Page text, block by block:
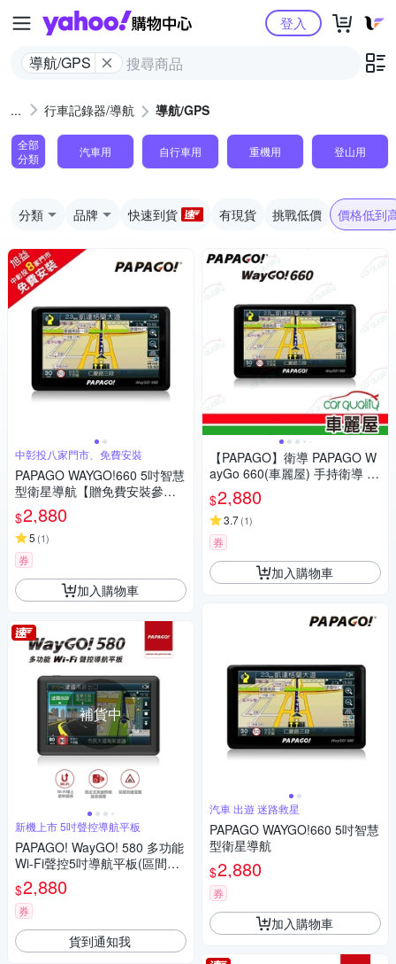
Yahoo購物中心
導航/GPS
登入
行車記錄器/導航 導航/GPS
全部
分類
汽車用 自行車用 重機用 登山用
分類 品牌 快速到貨 有現貨 挑戰低價 價格低到
中彰投八家門市、免費安裝
PAPAGO WAYGO!660 5吋智慧
型衛星導航【贈免費安裝參說
明】
$2,880
5 (1)
券
加入購物車
補貨中
新機上市 5吋聲控導航平板
PAPAGO! WayGO! 580 多功能
Wi-Fi聲控5吋導航平板(區間測
速提醒/S1圖像化導航介面)
$2,880
券
貨到通知我
【PAPAGO】衛導 PAPAGO W
ayGo 660(車麗屋) 手持衛導 穿
戴型
$2,880
3.7(1)
券
加入購物車
汽車 出遊 迷路救星
PAPAGO WAYGO!660 5吋智慧
型衛星導航
$2,880
券
加入購物車